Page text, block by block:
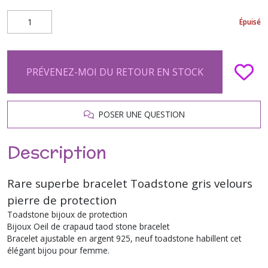
Épuisé
PRÉVENEZ-MOI DU RETOUR EN STOCK
POSER UNE QUESTION
Description
Rare superbe bracelet Toadstone gris velours
pierre de protection
Toadstone bijoux de protection
Bijoux Oeil de crapaud taod stone bracelet
Bracelet ajustable en argent 925, neuf toadstone habillent cet
élégant bijou pour femme.